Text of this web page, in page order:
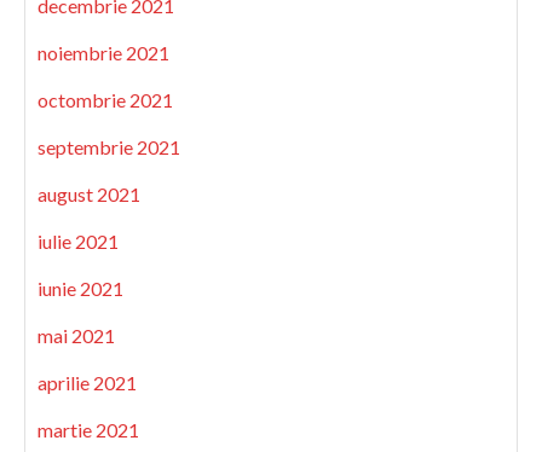
decembrie 2021
noiembrie 2021
octombrie 2021
septembrie 2021
august 2021
iulie 2021
iunie 2021
mai 2021
aprilie 2021
martie 2021